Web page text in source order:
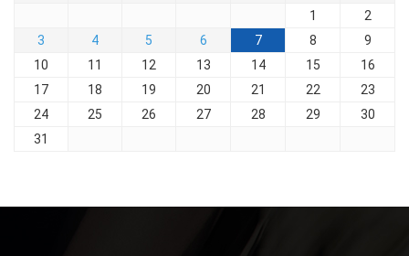
1
2
3
4 5 6 7 8
9
10
11 12 13 14 15
16
17
18 19 20 21 22
23
24
25 26 27 28 29
30
31